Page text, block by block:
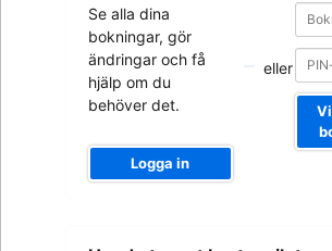
Se alla dina
bokningar, gör
ändringar och få
hjälp om du
behöver det.
Logga in
eller